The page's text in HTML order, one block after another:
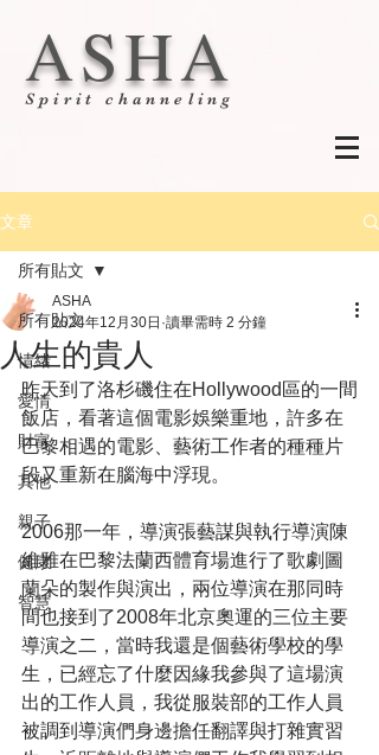
Spirit channeling
ASHA
文章
所有貼文
情緒
愛情
財富
其他
親子
健康
智慧
所有貼文
人生的貴人
ASHA
2024年12月30日 讀畢需時 2 分鐘
昨天到了洛杉磯住在Hollywood區的一間
飯店，看著這個電影娛樂重地，許多在
巴黎相遇的電影、藝術工作者的種種片
段又重新在腦海中浮現。
2006那一年，導演張藝謀與執行導演陳
維雅在巴黎法蘭西體育場進行了歌劇圖
蘭朵的製作與演出，兩位導演在那同時
間也接到了2008年北京奧運的三位主要
導演之二，當時我還是個藝術學校的學
生，已經忘了什麼因緣我參與了這場演
出的工作人員，我從服裝部的工作人員
被調到導演們身邊擔任翻譯與打雜實習